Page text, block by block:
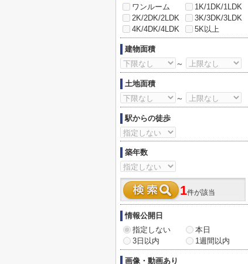
ワンルーム
1K/1DK/1LDK
2K/2DK/2LDK
3K/3DK/3LDK
4K/4DK/4LDK
5K以上
建物面積
～
土地面積
～
駅からの徒歩
築年数
1件が該当
情報公開日
指定しない
本日
3日以内
1週間以内
画像・動画あり